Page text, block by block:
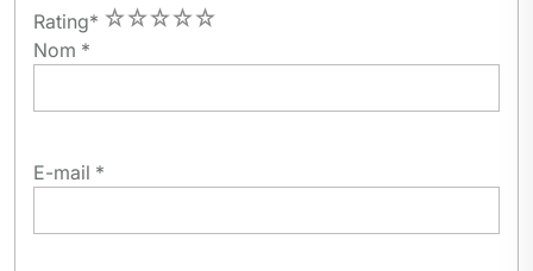
Rating* 5
4
3
2
1
Nom *
E-mail *